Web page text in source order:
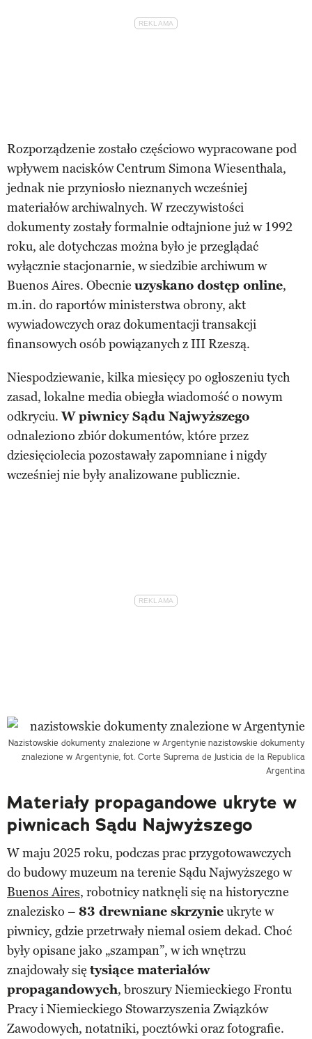
Rozporządzenie zostało częściowo wypracowane pod
wpływem nacisków Centrum Simona Wiesenthala,
jednak nie przyniosło nieznanych wcześniej
materiałów archiwalnych. W rzeczywistości
dokumenty zostały formalnie odtajnione już w 1992
roku, ale dotychczas można było je przeglądać
wyłącznie stacjonarnie, w siedzibie archiwum w
Buenos Aires. Obecnie uzyskano dostęp online,
m.in. do raportów ministerstwa obrony, akt
wywiadowczych oraz dokumentacji transakcji
finansowych osób powiązanych z III Rzeszą.
Niespodziewanie, kilka miesięcy po ogłoszeniu tych
zasad, lokalne media obiegła wiadomość o nowym
odkryciu.W piwnicy Sądu Najwyższego
odnaleziono zbiór dokumentów, które przez
dziesięciolecia pozostawały zapomniane i nigdy
wcześniej nie były analizowane publicznie.
Nazistowskie dokumenty znalezione w Argentynie nazistowskie dokumenty
znalezione w Argentynie, fot. Corte Suprema de Justicia de la Republica
Argentina
Materiały propagandowe ukryte w
piwnicach Sądu Najwyższego
W maju 2025 roku, podczas prac przygotowawczych
do budowy muzeum na terenie Sądu Najwyższego w
Buenos Aires, robotnicy natknęli się na historyczne
znalezisko – 83 drewniane skrzynieukryte w
piwnicy, gdzie przetrwały niemal osiem dekad. Choć
były opisane jako „szampan”, w ich wnętrzu
znajdowały się tysiące materiałów
propagandowych, broszury Niemieckiego Frontu
Pracy i Niemieckiego Stowarzyszenia Związków
Zawodowych, notatniki, pocztówki oraz fotografie.